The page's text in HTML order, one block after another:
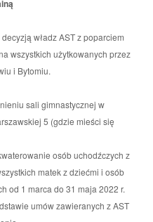
władz AST z poparciem
wszystkich użytkowanych przez
i Bytomiu.
sali gimnastycznej w
5 (gdzie mieści się
osób uchodźczych z
matek z dziećmi i osób
od 1 marca do 31 maja 2022 r.
umów zawieranych z AST